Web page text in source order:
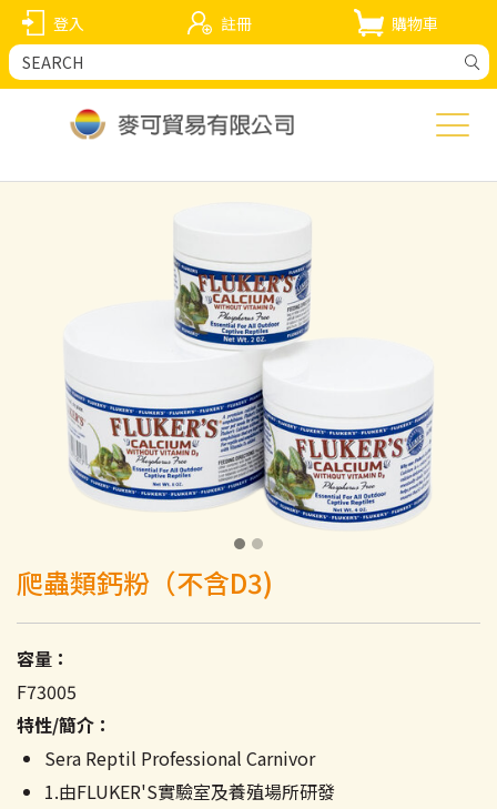
登入 註冊 購物車
爬蟲類鈣粉（不含D3)
容量：
F73005
特性/簡介：
Sera Reptil Professional Carnivor
1.由FLUKER'S實驗室及養殖場所研發